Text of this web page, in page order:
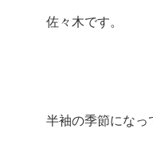
佐々木です。
半袖の季節になっ